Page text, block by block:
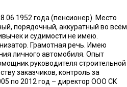
года (пенсионер). Место
порядочный, аккуратный во всём.
и судимости не имею.
Грамотная речь. Имею
личного автомобиля. Опыт
руководителя строительной
заказчиков, контроль за
по 2012 год – директор ООО СК